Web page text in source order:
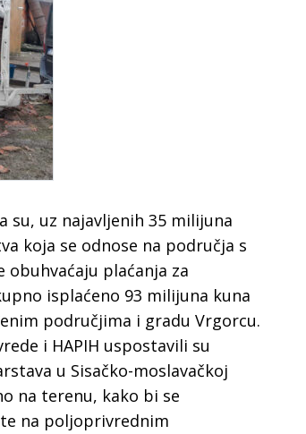
su, uz najavljenih 35 milijuna
koja se odnose na područja s
plaćanja za
isplaćeno 93 milijuna kuna
područjima i gradu Vrgorcu.
i HAPIH uspostavili su
u Sisačko-moslavačkoj
na terenu, kako bi se
na poljoprivrednim